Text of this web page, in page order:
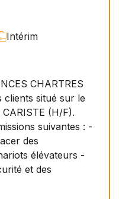
Intérim
CHARTRES
situé sur le
(H/F).
suivantes : -
des
élévateurs -
et des